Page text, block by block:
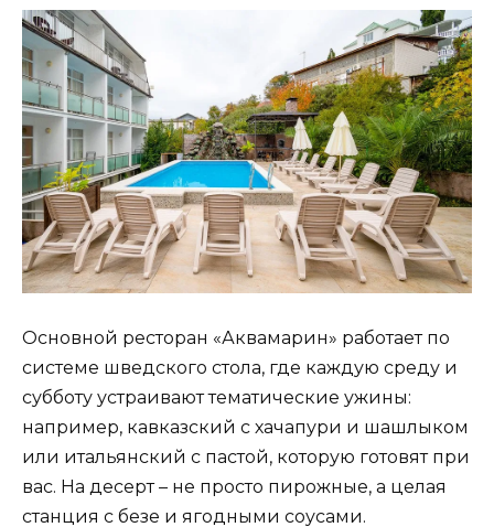
Основной ресторан «Аквамарин» работает по
системе шведского стола, где каждую среду и
субботу устраивают тематические ужины:
например, кавказский с хачапури и шашлыком
или итальянский с пастой, которую готовят при
вас. На десерт – не просто пирожные, а целая
станция с безе и ягодными соусами.